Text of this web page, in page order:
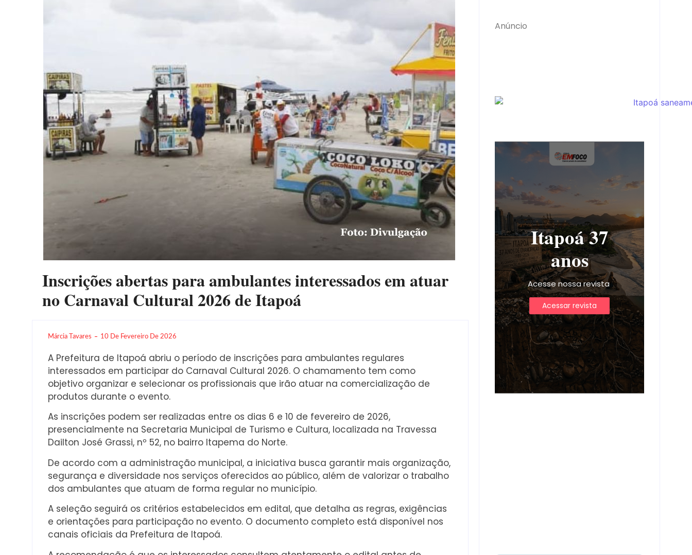
Inscrições abertas para ambulantes interessados em atuar
no Carnaval Cultural 2026 de Itapoá
Márcia Tavares 10 De Fevereiro De 2026
A Prefeitura de Itapoá abriu o período de inscrições para ambulantes regulares
interessados em participar do Carnaval Cultural 2026. O chamamento tem como
objetivo organizar e selecionar os profissionais que irão atuar na comercialização de
produtos durante o evento.
As inscrições podem ser realizadas entre os dias 6 e 10 de fevereiro de 2026,
presencialmente na Secretaria Municipal de Turismo e Cultura, localizada na Travessa
Dailton José Grassi, nº 52, no bairro Itapema do Norte.
De acordo com a administração municipal, a iniciativa busca garantir mais organização,
segurança e diversidade nos serviços oferecidos ao público, além de valorizar o trabalho
dos ambulantes que atuam de forma regular no município.
A seleção seguirá os critérios estabelecidos em edital, que detalha as regras, exigências
e orientações para participação no evento. O documento completo está disponível nos
canais oficiais da Prefeitura de Itapoá.
Anúncio
Itapoá 37
anos
Acesse nossa revista
Acessar revista